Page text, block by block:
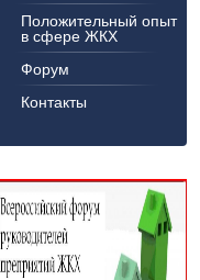
Положительный опыт
в сфере ЖКХ
Форум
Контакты